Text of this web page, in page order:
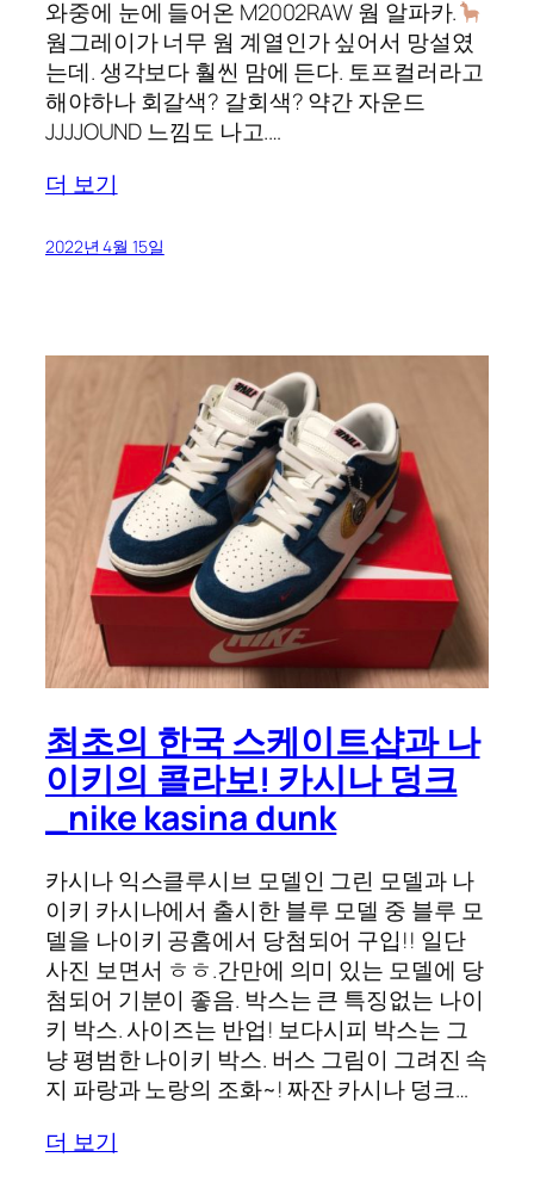
와중에 눈에 들어온 M2002RAW 웜 알파카.
웜그레이가 너무 웜 계열인가 싶어서 망설였
는데. 생각보다 훨씬 맘에 든다. 토프컬러라고
해야하나 회갈색? 갈회색? 약간 자운드
JJJJOUND 느낌도 나고.…
더 보기
2022년 4월 15일
최초의 한국 스케이트샵과 나
이키의 콜라보! 카시나 덩크
_nike kasina dunk
카시나 익스클루시브 모델인 그린 모델과 나
이키 카시나에서 출시한 블루 모델 중 블루 모
델을 나이키 공홈에서 당첨되어 구입!! 일단
사진 보면서 ㅎㅎ.간만에 의미 있는 모델에 당
첨되어 기분이 좋음. 박스는 큰 특징없는 나이
키 박스. 사이즈는 반업! 보다시피 박스는 그
냥 평범한 나이키 박스. 버스 그림이 그려진 속
지 파랑과 노랑의 조화~! 짜잔 카시나 덩크…
더 보기